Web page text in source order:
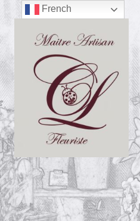
French